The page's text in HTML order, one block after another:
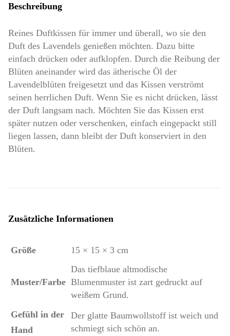
Beschreibung
Reines Duftkissen für immer und überall, wo sie den
Duft des Lavendels genießen möchten. Dazu bitte
einfach drücken oder aufklopfen. Durch die Reibung der
Blüten aneinander wird das ätherische Öl der
Lavendelblüten freigesetzt und das Kissen verströmt
seinen herrlichen Duft. Wenn Sie es nicht drücken, lässt
der Duft langsam nach. Möchten Sie das Kissen erst
später nutzen oder verschenken, einfach eingepackt still
liegen lassen, dann bleibt der Duft konserviert in den
Blüten.
Zusätzliche Informationen
Größe 15 × 15 × 3 cm
Muster/Farbe
Das tiefblaue altmodische
Blumenmuster ist zart gedruckt auf
weißem Grund.
Gefühl in der
Hand
Der glatte Baumwollstoff ist weich und
schmiegt sich schön an.